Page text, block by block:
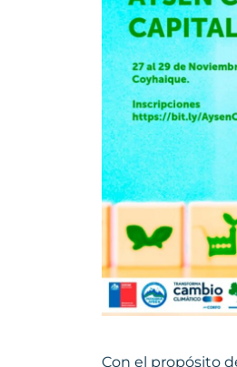
Con el propósito